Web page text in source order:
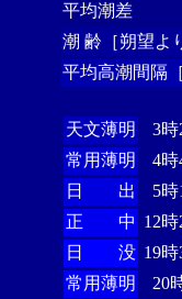
平均潮差
潮 齢［朔望よ
平均高潮間隔
天文薄明
3時
常用薄明
4時
日 出
5時
正 中 12
日 没 19
常用薄明
20